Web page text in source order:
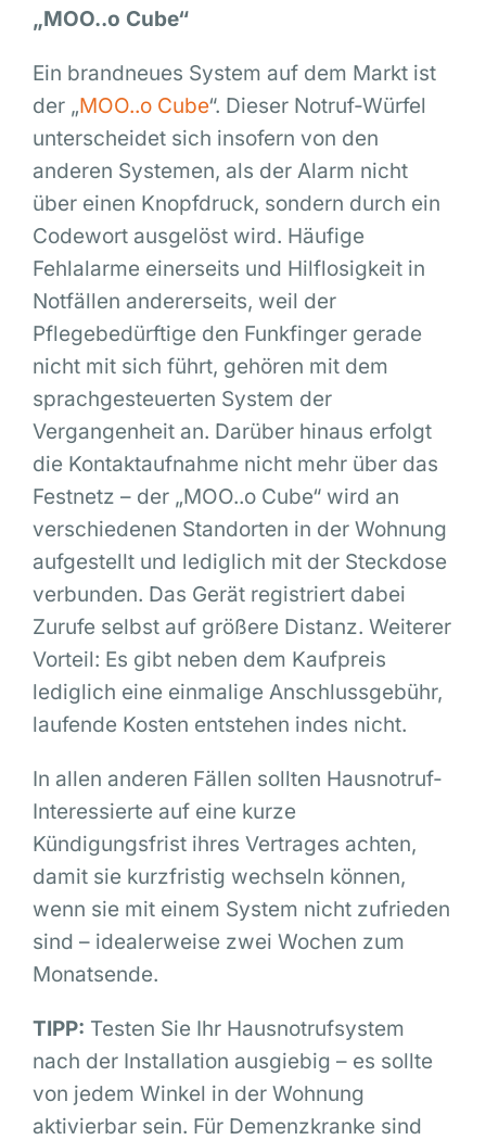
„MOO..o Cube“
Ein brandneues System auf dem Markt ist
der „MOO..o Cube“. Dieser Notruf-Würfel
unterscheidet sich insofern von den
anderen Systemen, als der Alarm nicht
über einen Knopfdruck, sondern durch ein
Codewort ausgelöst wird. Häufige
Fehlalarme einerseits und Hilflosigkeit in
Notfällen andererseits, weil der
Pflegebedürftige den Funkfinger gerade
nicht mit sich führt, gehören mit dem
sprachgesteuerten System der
Vergangenheit an. Darüber hinaus erfolgt
die Kontaktaufnahme nicht mehr über das
Festnetz – der „MOO..o Cube“ wird an
verschiedenen Standorten in der Wohnung
aufgestellt und lediglich mit der Steckdose
verbunden. Das Gerät registriert dabei
Zurufe selbst auf größere Distanz. Weiterer
Vorteil: Es gibt neben dem Kaufpreis
lediglich eine einmalige Anschlussgebühr,
laufende Kosten entstehen indes nicht.
In allen anderen Fällen sollten Hausnotruf-
Interessierte auf eine kurze
Kündigungsfrist ihres Vertrages achten,
damit sie kurzfristig wechseln können,
wenn sie mit einem System nicht zufrieden
sind – idealerweise zwei Wochen zum
Monatsende.
TIPP: Testen Sie Ihr Hausnotrufsystem
nach der Installation ausgiebig – es sollte
von jedem Winkel in der Wohnung
aktivierbar sein. Für Demenzkranke sind